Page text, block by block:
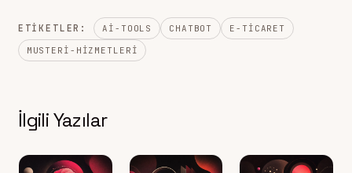
ETIKETLER: AI-TOOLS CHATBOT
E-TICARET
MUSTERI-HIZMETLERI
İlgili Yazılar